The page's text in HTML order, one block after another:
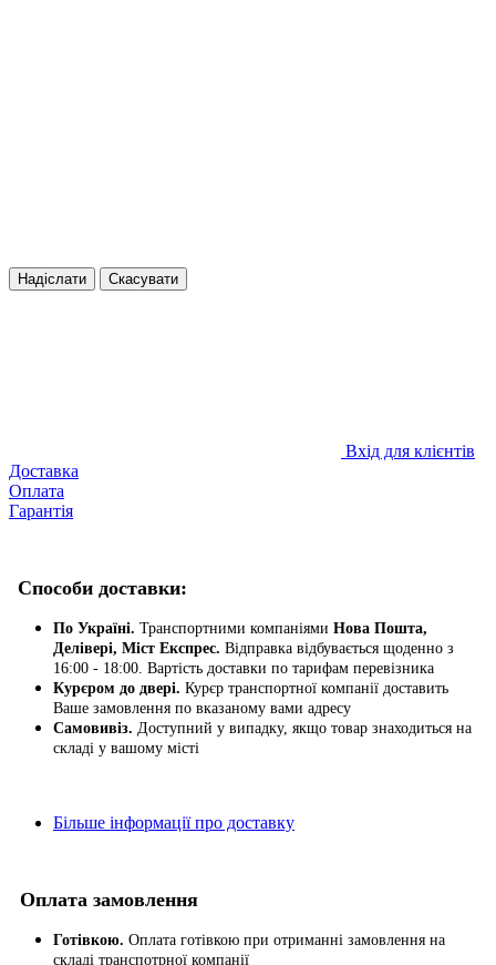
Надіслати Скасувати
Вхід для клієнтів
Доставка
Оплата
Гарантія
Способи доставки:
По Україні. Транспортними компаніями Нова Пошта,
Делівері, Міст Експрес. Відправка відбувається щоденно з
16:00 - 18:00. Вартість доставки по тарифам перевізника
Курєром до двері. Курєр транспортної компанії доставить
Ваше замовлення по вказаному вами адресу
Самовивіз. Доступний у випадку, якщо товар знаходиться на
складі у вашому місті
Більше інформації про доставку
Оплата замовлення
Готівкою. Оплата готівкою при отриманні замовлення на
складі транспотрної компанії